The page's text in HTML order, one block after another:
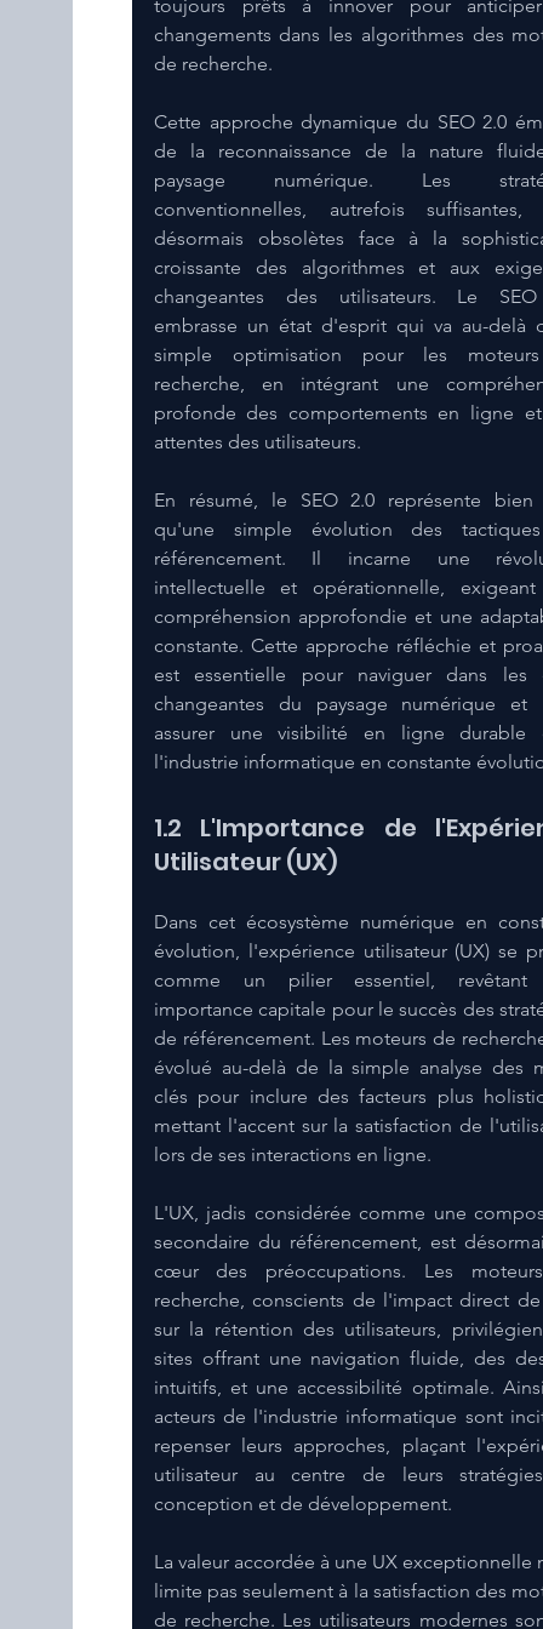
toujours prêts à innover pour
changements dans les algorithmes des
de recherche.
Cette approche dynamique du SEO 2.0
de la reconnaissance de la nature
paysage numérique. Les
conventionnelles, autrefois suffisantes,
désormais obsolètes face à la
croissante des algorithmes et aux
changeantes des utilisateurs. Le
embrasse un état d'esprit qui va au-delà
simple optimisation pour les
recherche, en intégrant une
profonde des comportements en ligne
attentes des utilisateurs.
En résumé, le SEO 2.0 représente bien
qu'une simple évolution des
référencement. Il incarne une
intellectuelle et opérationnelle,
compréhension approfondie et une
constante. Cette approche réfléchie et
est essentielle pour naviguer dans les
changeantes du paysage numérique et
assurer une visibilité en ligne durable
l'industrie informatique en constante
1.2 L'Importance de
Utilisateur (UX)
Dans cet écosystème numérique en
évolution, l'expérience utilisateur (UX) se
comme un pilier essentiel, revêtant
importance capitale pour le succès des
de référencement. Les moteurs de
évolué au-delà de la simple analyse des
clés pour inclure des facteurs plus
mettant l'accent sur la satisfaction de
lors de ses interactions en ligne.
L'UX, jadis considérée comme une
secondaire du référencement, est
cœur des préoccupations. Les
recherche, conscients de l'impact direct
sur la rétention des utilisateurs,
sites offrant une navigation fluide, des
intuitifs, et une accessibilité optimale.
acteurs de l'industrie informatique sont
repenser leurs approches, plaçant
utilisateur au centre de leurs
conception et de développement.
La valeur accordée à une UX exceptionnelle
limite pas seulement à la satisfaction des
de recherche. Les utilisateurs modernes